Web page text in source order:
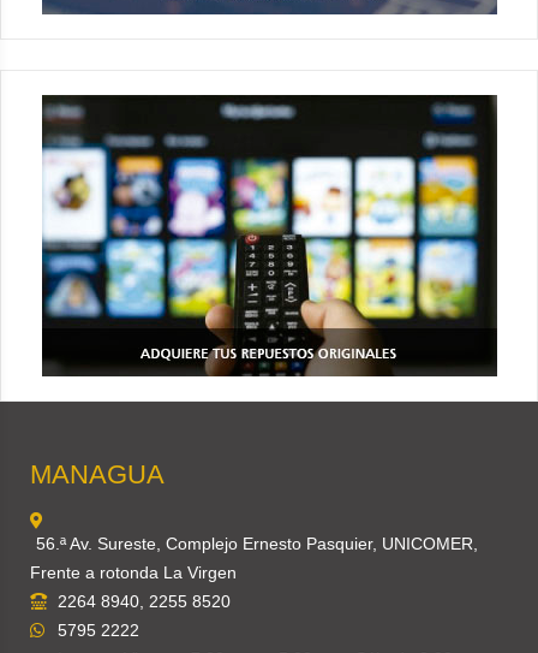
MANAGUA
56.ª Av. Sureste, Complejo Ernesto Pasquier, UNICOMER,
Frente a rotonda La Virgen
2264 8940, 2255 8520
5795 2222